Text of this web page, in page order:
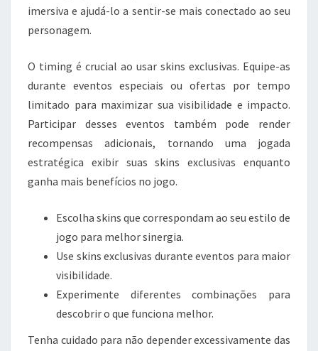
imersiva e ajudá-lo a sentir-se mais conectado ao seu
personagem.
O timing é crucial ao usar skins exclusivas. Equipe-as
durante eventos especiais ou ofertas por tempo
limitado para maximizar sua visibilidade e impacto.
Participar desses eventos também pode render
recompensas adicionais, tornando uma jogada
estratégica exibir suas skins exclusivas enquanto
ganha mais benefícios no jogo.
Escolha skins que correspondam ao seu estilo de
jogo para melhor sinergia.
Use skins exclusivas durante eventos para maior
visibilidade.
Experimente diferentes combinações para
descobrir o que funciona melhor.
Tenha cuidado para não depender excessivamente das